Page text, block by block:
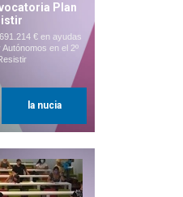
Plan
€ en ayudas
en el 2º
la nucia